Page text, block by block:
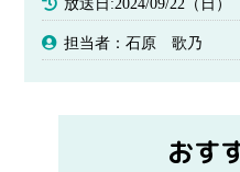
放送日:2024/09/22（日）
担当者：石原 歌乃
おす